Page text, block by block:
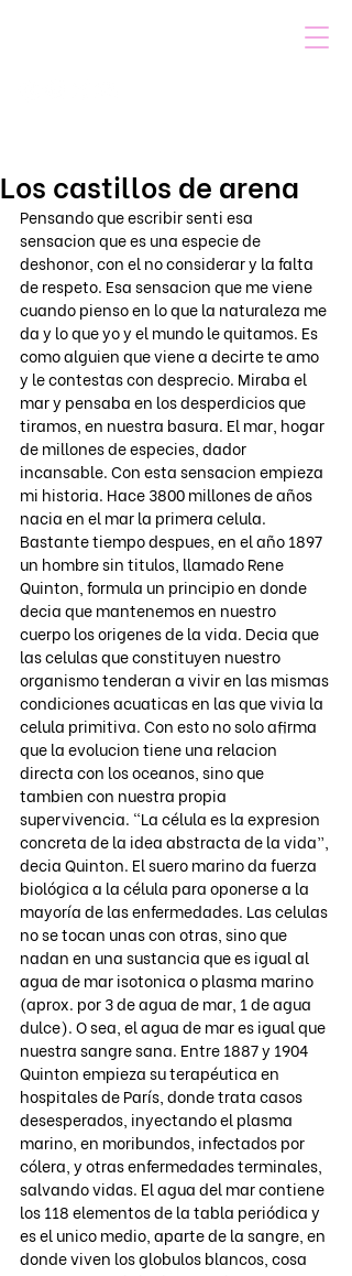
Los castillos de arena
Pensando que escribir senti esa
sensacion que es una especie de
deshonor, con el no considerar y la falta
de respeto. Esa sensacion que me viene
cuando pienso en lo que la naturaleza me
da y lo que yo y el mundo le quitamos. Es
como alguien que viene a decirte te amo
y le contestas con desprecio. Miraba el
mar y pensaba en los desperdicios que
tiramos, en nuestra basura. El mar, hogar
de millones de especies, dador
incansable. Con esta sensacion empieza
mi historia. Hace 3800 millones de años
nacia en el mar la primera celula.
Bastante tiempo despues, en el año 1897
un hombre sin titulos, llamado Rene
Quinton, formula un principio en donde
decia que mantenemos en nuestro
cuerpo los origenes de la vida. Decia que
las celulas que constituyen nuestro
organismo tenderan a vivir en las mismas
condiciones acuaticas en las que vivia la
celula primitiva. Con esto no solo afirma
que la evolucion tiene una relacion
directa con los oceanos, sino que
tambien con nuestra propia
supervivencia. “La célula es la expresion
concreta de la idea abstracta de la vida”,
decia Quinton. El suero marino da fuerza
biológica a la célula para oponerse a la
mayoría de las enfermedades. Las celulas
no se tocan unas con otras, sino que
nadan en una sustancia que es igual al
agua de mar isotonica o plasma marino
(aprox. por 3 de agua de mar, 1 de agua
dulce). O sea, el agua de mar es igual que
nuestra sangre sana. Entre 1887 y 1904
Quinton empieza su terapéutica en
hospitales de París, donde trata casos
desesperados, inyectando el plasma
marino, en moribundos, infectados por
cólera, y otras enfermedades terminales,
salvando vidas. El agua del mar contiene
los 118 elementos de la tabla periódica y
es el unico medio, aparte de la sangre, en
donde viven los globulos blancos, cosa